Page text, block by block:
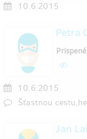
10.6.2015
Petra
10.6.2015
Šťastnou
Jan